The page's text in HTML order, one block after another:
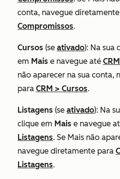
conta, navegue
Compromissos.
Cursos (se ativado): Na sua
em Mais e navegue até CRM
não aparecer na sua conta,
para CRM > Cursos.
Listagens (se ativado): Na
clique em Mais e navegue
Listagens. Se Mais não
navegue diretamente para
Listagens.